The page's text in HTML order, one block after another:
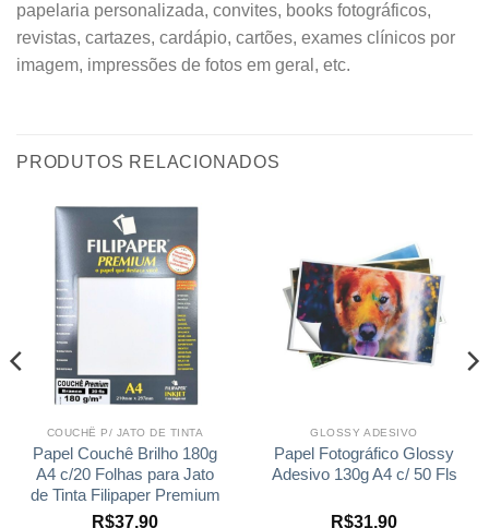
papelaria personalizada, convites, books fotográficos,
revistas, cartazes, cardápio, cartões, exames clínicos por
imagem, impressões de fotos em geral, etc.
PRODUTOS RELACIONADOS
COUCHÊ P/ JATO DE TINTA
Papel Couchê Brilho 180g
A4 c/20 Folhas para Jato
de Tinta Filipaper Premium
R$37,90
GLOSSY ADESIVO
Papel Fotográfico Glossy
Adesivo 130g A4 c/ 50 Fls
R$31,90